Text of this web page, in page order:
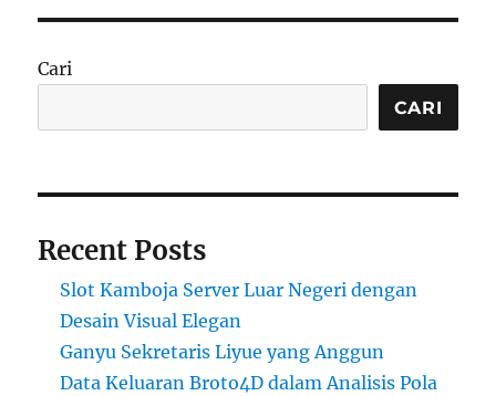
Cari
CARI
Recent Posts
Slot Kamboja Server Luar Negeri dengan
Desain Visual Elegan
Ganyu Sekretaris Liyue yang Anggun
Data Keluaran Broto4D dalam Analisis Pola